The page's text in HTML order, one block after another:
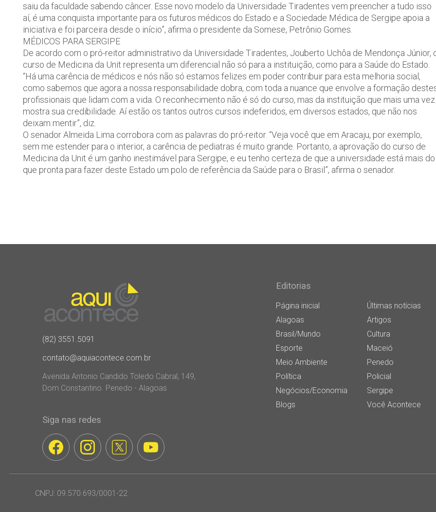
saiu da faculdade sabendo câncer. Esse novo modelo da Universidade Tiradentes vem preencher a tudo isso
aí, é uma conquista importante para os futuros médicos do Estado e a Sociedade Médica de Sergipe apoia a
iniciativa e foi parceira desde o início”, afirma o presidente da Somese, Petrônio Gomes.
MÉDICOS PARA SERGIPE
De acordo com o pró-reitor administrativo da Universidade Tiradentes, Jouberto Uchôa de Mendonça Júnior,
curso de Medicina da Unit representa um diferencial não só para a instituição, como para a Saúde do Estado.
“Há uma carência de médicos e nós não só estamos felizes em poder contribuir para esta melhoria social,
como sabemos que agora a nossa responsabilidade dobra, com toda a nuance que envolve a formação
profissionais que lidam com a vida. O reconhecimento não é só do curso, mas da instituição que mais uma vez
mostra sua credibilidade. Aí estão os tantos outros cursos indeferidos, em diversos estados, que não nos
deixam mentir”, diz.
O senador Almeida Lima corrobora com as palavras do pró-reitor. “Veja você que em Aracaju, por exemplo,
sem me estender para o interior, a carência de pediatras é muito grande. Portanto, a aprovação do curso de
Medicina da Unit é um ganho inestimável para Sergipe, e eu tenho certeza de que a universidade está mais do
que pronta para fazer deste Estado um polo de referência da Saúde para o Brasil”, afirma o senador.
(82) 3551.5091
contato@aquiacontece.com.br
Avenida Antonio Candido Toledo Cabral, 149,
Dom Constantino. Penedo - Alagoas
Siga nas redes
Editorias
Página inicial
Últimas notícias
Alagoas
Artigos
Brasil/Mundo
Cultura
Esporte
Maceió
Meio Ambiente
Penedo
Política
Policial
Negócios/Economia
Sergipe
Blogs
Você Acontece
CNPJ: 09.570.693/0001-22